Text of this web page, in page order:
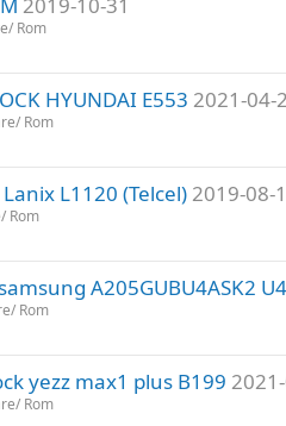
Rom
HYUNDAI E553 2021-04-
Rom
L1120 (Telcel) 2019-08-
Rom
A205GUBU4ASK2
Rom
yezz max1 plus B199
Rom